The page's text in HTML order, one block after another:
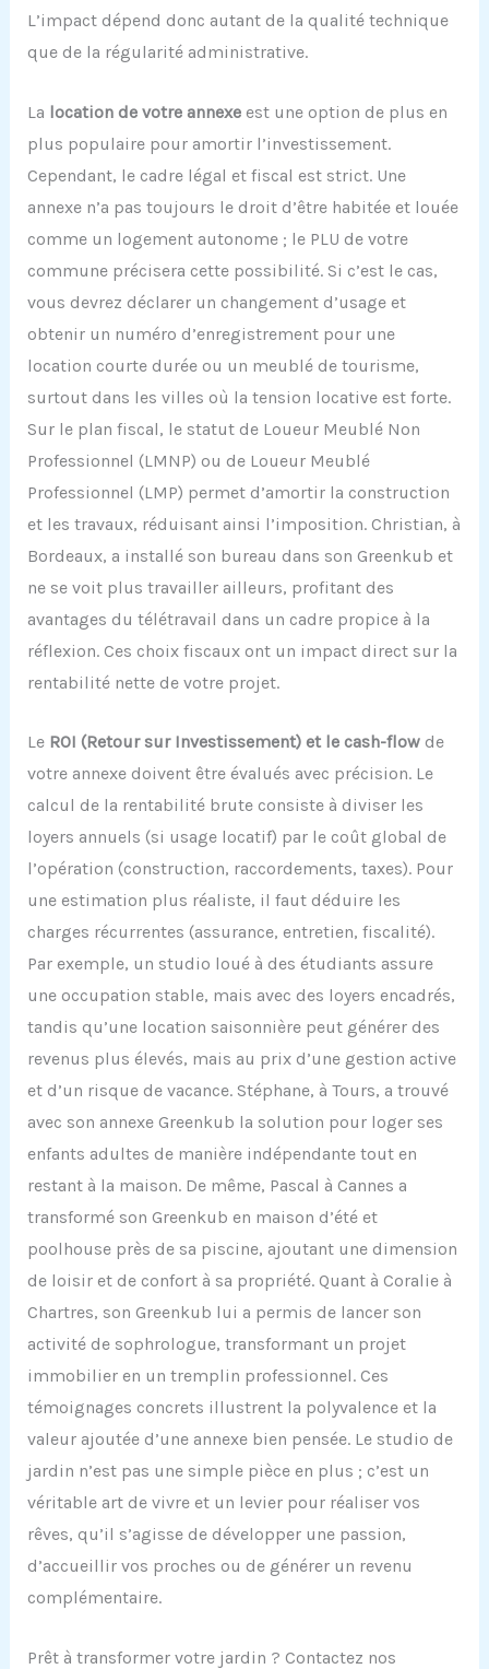
L’impact dépend donc autant de la qualité technique
que de la régularité administrative.
La location de votre annexeest une option de plus en
plus populaire pour amortir l’investissement.
Cependant, le cadre légal et fiscal est strict. Une
annexe n’a pas toujours le droit d’être habitée et louée
comme un logement autonome ; le PLU de votre
commune précisera cette possibilité. Si c’est le cas,
vous devrez déclarer un changement d’usage et
obtenir un numéro d’enregistrement pour une
location courte durée ou un meublé de tourisme,
surtout dans les villes où la tension locative est forte.
Sur le plan fiscal, le statut de Loueur Meublé Non
Professionnel (LMNP) ou de Loueur Meublé
Professionnel (LMP) permet d’amortir la construction
et les travaux, réduisant ainsi l’imposition. Christian, à
Bordeaux, a installé son bureau dans son Greenkub et
ne se voit plus travailler ailleurs, profitant des
avantages du télétravail dans un cadre propice à la
réflexion. Ces choix fiscaux ont un impact direct sur la
rentabilité nette de votre projet.
Le ROI (Retour sur Investissement) et le cash-flowde
votre annexe doivent être évalués avec précision. Le
calcul de la rentabilité brute consiste à diviser les
loyers annuels (si usage locatif) par le coût global de
l’opération (construction, raccordements, taxes). Pour
une estimation plus réaliste, il faut déduire les
charges récurrentes (assurance, entretien, fiscalité).
Par exemple, un studio loué à des étudiants assure
une occupation stable, mais avec des loyers encadrés,
tandis qu’une location saisonnière peut générer des
revenus plus élevés, mais au prix d’une gestion active
et d’un risque de vacance. Stéphane, à Tours, a trouvé
avec son annexe Greenkub la solution pour loger ses
enfants adultes de manière indépendante tout en
restant à la maison. De même, Pascal à Cannes a
transformé son Greenkub en maison d’été et
poolhouse près de sa piscine, ajoutant une dimension
de loisir et de confort à sa propriété. Quant à Coralie à
Chartres, son Greenkub lui a permis de lancer son
activité de sophrologue, transformant un projet
immobilier en un tremplin professionnel. Ces
témoignages concrets illustrent la polyvalence et la
valeur ajoutée d’une annexe bien pensée. Le studio de
jardin n’est pas une simple pièce en plus ; c’est un
véritable art de vivre et un levier pour réaliser vos
rêves, qu’il s’agisse de développer une passion,
d’accueillir vos proches ou de générer un revenu
complémentaire.
Prêt à transformer votre jardin ? Contactez nos